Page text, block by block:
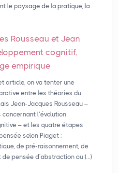
le paysage de la pratique, la
Rousseau et Jean
cognitif,
empirique
article, on va tenter une
entre les théories du
Jean-Jacques Rousseau –
l’évolution
– et les quatre étapes
selon Piaget :
de pré-raisonnement, de
pensée d’abstraction ou (…)